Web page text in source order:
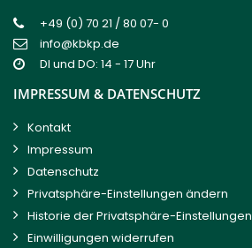
+49 (0) 70 21 / 80 07- 0
info@kbkp.de
DI und DO: 14 - 17 Uhr
IMPRESSUM & DATENSCHUTZ
Kontakt
Impressum
Datenschutz
Privatsphäre-Einstellungen ändern
Historie der Privatsphäre-Einstellungen
Einwilligungen widerrufen